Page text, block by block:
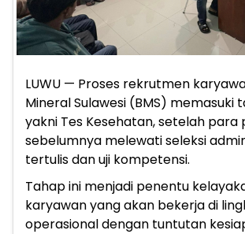
LUWU — Proses rekrutmen
Mineral Sulawesi (BMS) memasuki
yakni Tes Kesehatan, setelah para
sebelumnya melewati seleksi
tertulis dan uji kompetensi.
Tahap ini menjadi penentu
karyawan yang akan bekerja di
operasional dengan tuntutan